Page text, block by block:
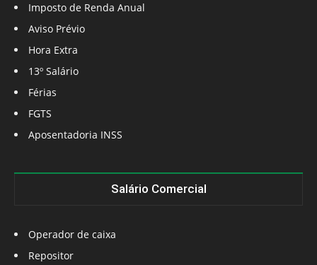
Imposto de Renda Anual
Aviso Prévio
Hora Extra
13º Salário
Férias
FGTS
Aposentadoria INSS
Salário Comercial
Operador de caixa
Repositor